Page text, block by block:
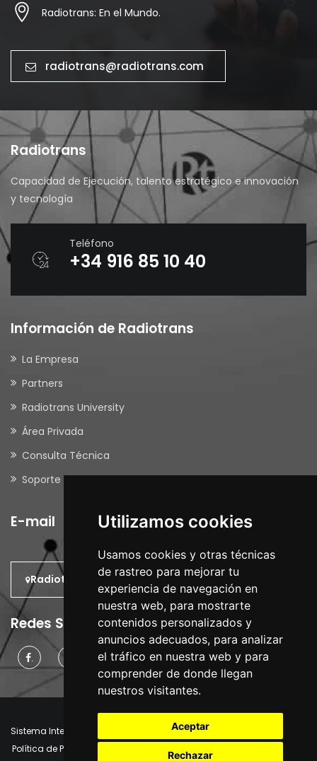
Utilizamos cookies
Usamos cookies y otras técnicas
de rastreo para mejorar tu
experiencia de navegación en
nuestra web, para mostrarte
contenidos personalizados y
anuncios adecuados, para analizar
el tráfico en nuestra web y para
comprender de donde llegan
nuestros visitantes.
Aceptar
Rechazar
Radiotrans: En el Mundo.
radiotrans@radiotrans.com
Radiotrans
Capacidad de Ejecución, talento estratégico e innovación
y tecnología
Teléfono
+34 916 85 10 40
Información de Radiotrans
La Empresa
Partners
Radiotrans University
Área Privada
Consulta Técnica
Soporte Remoto
E-mail
Radiotrans: En el Mundo.
Redes Sociales
. .
Sistema Interno de Información
Aviso Legal
Política de Privacidad
Política de Cookies